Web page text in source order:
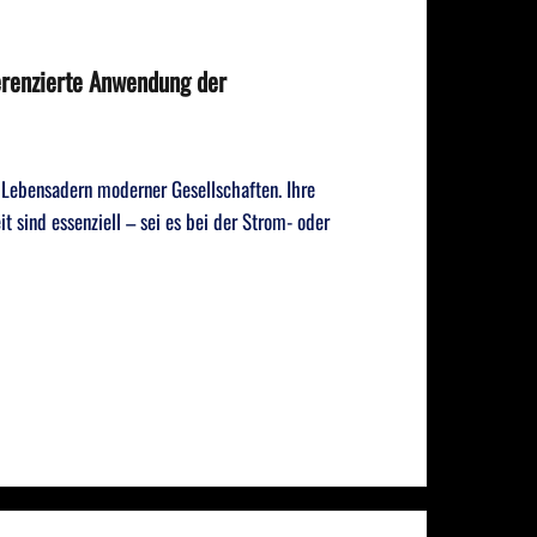
Anwendung der
moderner Gesellschaften. Ihre
sind essenziell – sei es bei der Strom- oder